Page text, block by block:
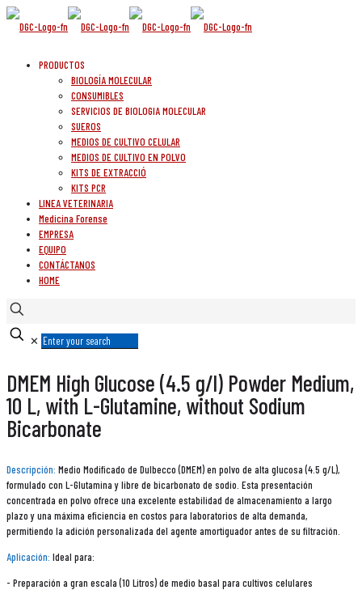
PRODUCTOS
BIOLOGÍA MOLECULAR
CONSUMIBLES
SERVICIOS DE BIOLOGIA MOLECULAR
SUEROS
MEDIOS DE CULTIVO CELULAR
MEDIOS DE CULTIVO EN POLVO
KITS DE EXTRACCIÓ
KITS PCR
LINEA VETERINARIA
Medicina Forense
EMPRESA
EQUIPO
CONTÁCTANOS
HOME
✕
DMEM High Glucose (4.5 g/l) Powder Medium,
10 L, with L-Glutamine, without Sodium
Bicarbonate
Descripción: Medio Modificado de Dulbecco (DMEM) en polvo de alta glucosa (4.5 g/L),
formulado con L-Glutamina y libre de bicarbonato de sodio. Esta presentación
concentrada en polvo ofrece una excelente estabilidad de almacenamiento a largo
plazo y una máxima eficiencia en costos para laboratorios de alta demanda,
permitiendo la adición personalizada del agente amortiguador antes de su filtración.
Aplicación: Ideal para:
- Preparación a gran escala (10 Litros) de medio basal para cultivos celulares